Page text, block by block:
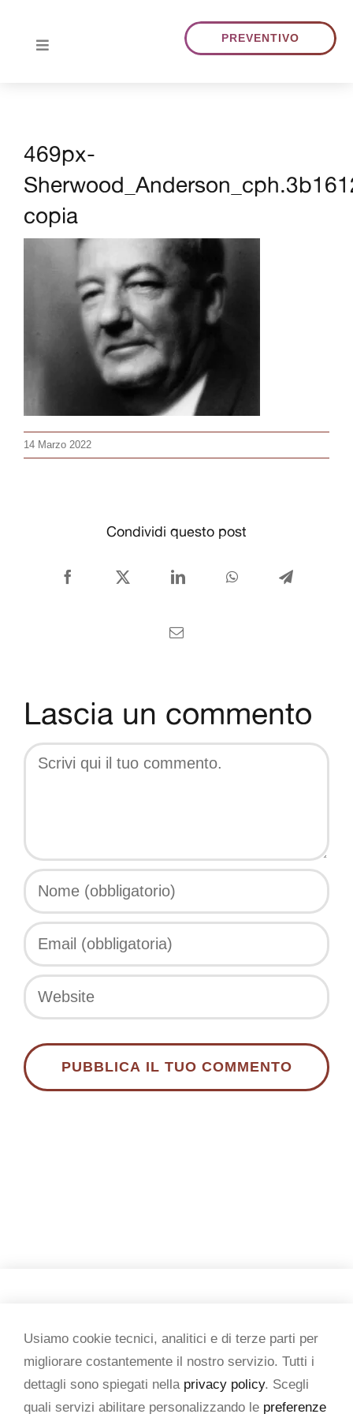
Toggle
PORTFOLIO
BLOG
CONTATTI
Italiano
PREVENTIVO
469px-
copia
14 Marzo 2022
Condividi questo post
FacebookX LinkedInWhatsAppTelegram
Email
Lascia un commento
Comment
Usiamo cookie tecnici, analitici e di terze parti per
migliorare costantemente il nostro servizio. Tutti i
dettagli sono spiegati nella privacy policy. Scegli
quali servizi abilitare personalizzando le preferenze